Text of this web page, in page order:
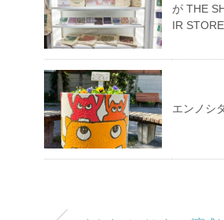
が THE
IR
エンノシ